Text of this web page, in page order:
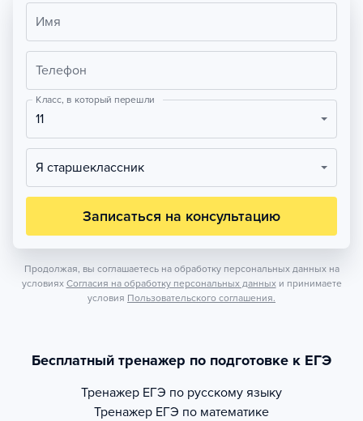
Имя
Телефон
Класс, в который перешли
11
Я старшеклассник
Записаться на консультацию
Продолжая, вы соглашаетесь на обработку персональных данных на
условиях Согласия на обработку персональных данных и принимаете
условия Пользовательского соглашения.
Бесплатный тренажер по подготовке к ЕГЭ
Тренажер ЕГЭ по русскому языку
Тренажер ЕГЭ по математике